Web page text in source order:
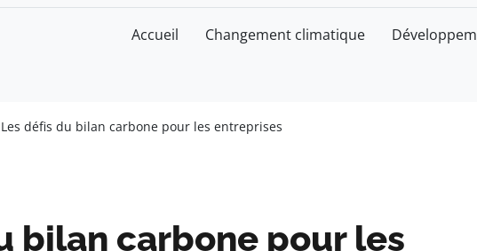
Accueil Changement climatique
Les défis du bilan carbone pour les entreprises
bilan carbone pour les